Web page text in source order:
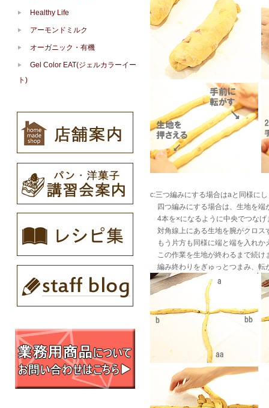
c:三つ編みにする場合はaと同様に
四つ編みにする場合は、生地を端
4本を×になるように中央でつなげ
対角線上にある生地を腕がクロス
もう片方も同様に端と端を入れか
この作業を生地が終わるまで続け
編み終わりをぎゅっとつまみ、転
Healthy Life
アーモンドミルク
オーガニック・有機
Gel Color EAT(ジェルカラーイー
ト)